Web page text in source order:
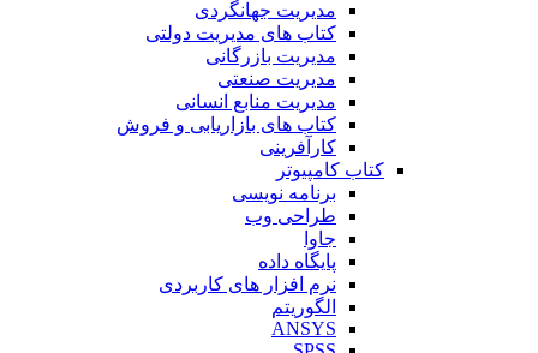
مدیریت جهانگردی
کتاب های مدیریت دولتی
مدیریت بازرگانی
مدیریت صنعتی
مدیریت منابع انسانی
کتاب های بازاریابی و فروش
کارآفرینی
کتاب کامپیوتر
برنامه نویسی
طراحی وب
جاوا
پایگاه داده
نرم افزار های کاربردی
الگوریتم
ANSYS